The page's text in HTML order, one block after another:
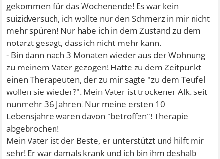
gekommen für das Wochenende! Es war kein
suizidversuch, ich wollte nur den Schmerz in mir nicht
mehr spüren! Nur habe ich in dem Zustand zu dem
notarzt gesagt, dass ich nicht mehr kann.
- Bin dann nach 3 Monaten wieder aus der Wohnung
zu meinem Vater gezogen! Hatte zu dem Zeitpunkt
einen Therapeuten, der zu mir sagte "zu dem Teufel
wollen sie wieder?". Mein Vater ist trockener Alk. seit
nunmehr 36 Jahren! Nur meine ersten 10
Lebensjahre waren davon "betroffen"! Therapie
abgebrochen!
Mein Vater ist der Beste, er unterstützt und hilft mir
sehr! Er war damals krank und ich bin ihm deshalb